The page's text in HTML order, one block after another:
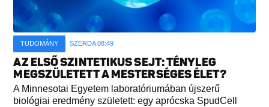
TUDOMÁNY SZERDA 08:49
AZ ELSŐ SZINTETIKUS SEJT: TÉNYLEG
MEGSZÜLETETT A MESTERSÉGES ÉLET?
A Minnesotai Egyetem laboratóriumában újszerű
biológiai eredmény született: egy aprócska SpudCell